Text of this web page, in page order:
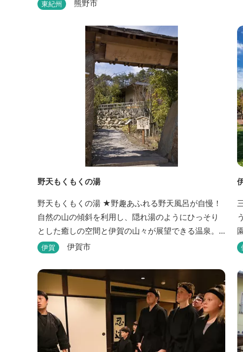
東紀州 熊野市
野天もくもくの湯
野天もくもくの湯 ★野趣あふれる野天風呂が自慢！
自然の山の傾斜を利用し、隠れ湯のようにひっそり
とした癒しの空間と伊賀の山々が展望できる温泉。
温泉浴を楽しみながら森林浴も楽しめます。一枚岩
魅力です。 ★源泉100％の野天風呂 源泉100％の野
天風呂が2つあり、38度のぬるめの湯と42度の熱めの
湯があります。ぬるめの湯はじっくりとゆ...
伊賀 伊賀市